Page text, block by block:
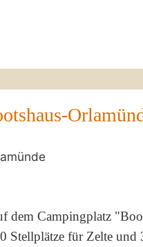
dem Campingplatz
Stellplätze für Zelte